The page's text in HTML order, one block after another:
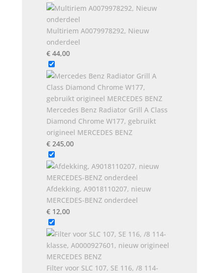
Multiriem A0079978292, Nieuw
onderdeel
€44,00
Mercedes Benz Radiator Grill A Class
Diamond Chrome W177, gebruikt
origineel MERCEDES BENZ
€245,00
Afdekking, A9018110207, nieuw
MERCEDES-BENZ onderdeel
€12,00
Filter voor SLC 107, SE 116, /8 114-